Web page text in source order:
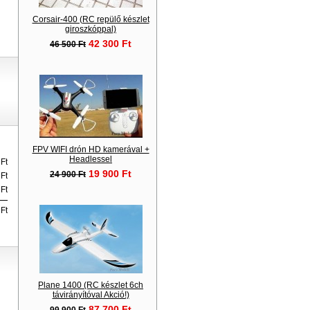
Corsair-400 (RC repülő készlet
giroszkóppal)
46 500 Ft 42 300 Ft
FPV WIFI drón HD kamerával +
Headlessel
24 900 Ft 19 900 Ft
Plane 1400 (RC készlet 6ch
távirányítóval Akció!)